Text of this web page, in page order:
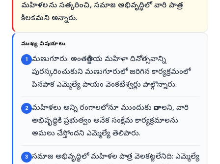
మహిళలను సత్కరించి, సమాజ అభివృద్ధిలో వారి పాత్ర
కీలకమని అన్నారు.
ముఖ్య విషయాలు
1
మణుగూరు: అంతర్జాతీయ మహిళా దినోత్సవాన్ని
పురస్కరించుకుని మణుగూరులో జరిగిన కార్యక్రమంలో
పినపాక ఎమ్మెల్యే పాయం వెంకటేశ్వర్లు పాల్గొన్నారు.
2
మహిళలు అన్ని రంగాలలోనూ ముందుకు రావాలని, వారి
అభివృద్ధికి ప్రభుత్వం అనేక సంక్షేమ కార్యక్రమాలను
అమలు చేస్తోందని ఎమ్మెల్యే తెలిపారు.
3
సమాజ అభివృద్ధిలో మహిళల పాత్ర వెలకట్టలేనిది: ఎమ్మెల్యే